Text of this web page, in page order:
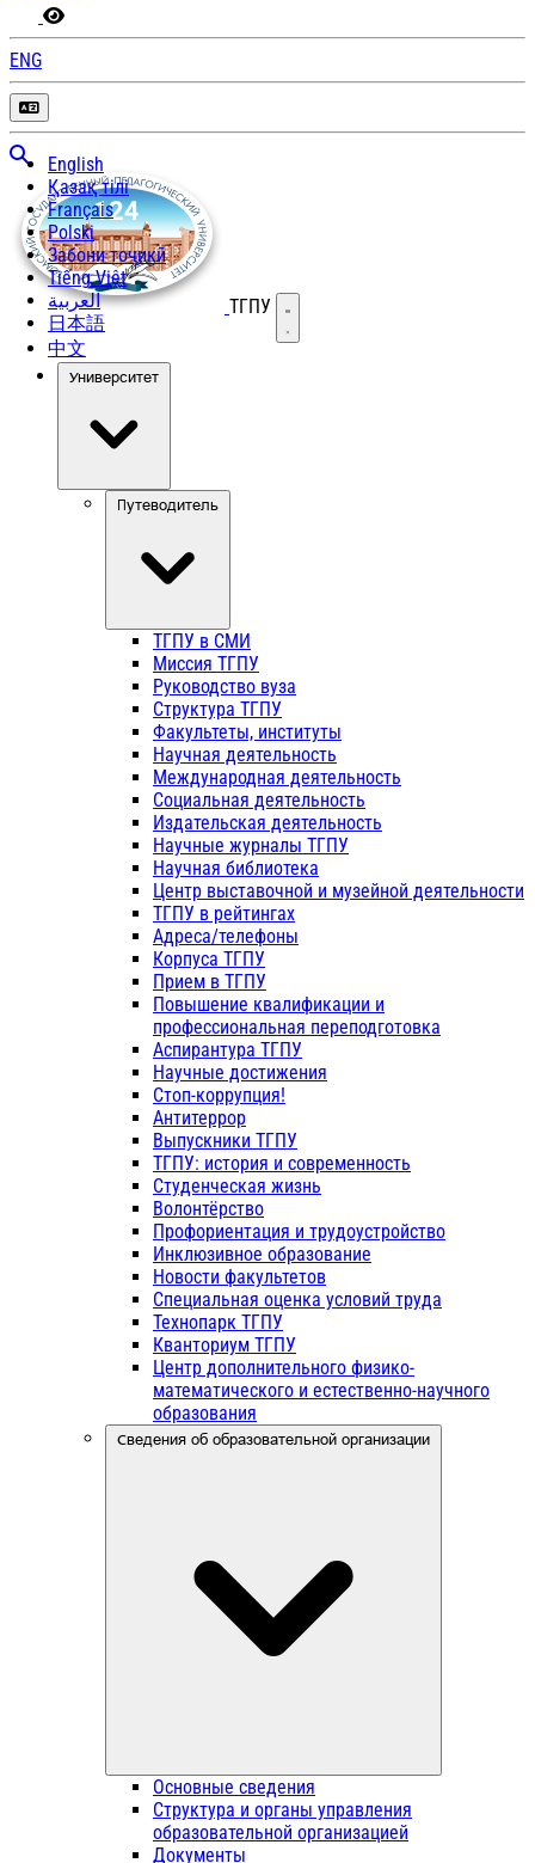
ENG
English
Қазақ тілі
Français
Polski
Забони тоҷикӣ
Tiếng Việt
العربية
日本語
中文
ТГПУ Открыть меню
Университет
Путеводитель
ТГПУ в СМИ
Миссия ТГПУ
Руководство вуза
Структура ТГПУ
Факультеты, институты
Научная деятельность
Международная деятельность
Социальная деятельность
Издательская деятельность
Научные журналы ТГПУ
Научная библиотека
Центр выставочной и музейной деятельности
ТГПУ в рейтингах
Адреса/телефоны
Корпуса ТГПУ
Прием в ТГПУ
Повышение квалификации и
профессиональная переподготовка
Аспирантура ТГПУ
Научные достижения
Стоп-коррупция!
Антитеррор
Выпускники ТГПУ
ТГПУ: история и современность
Студенческая жизнь
Волонтёрство
Профориентация и трудоустройство
Инклюзивное образование
Новости факультетов
Специальная оценка условий труда
Технопарк ТГПУ
Кванториум ТГПУ
Центр дополнительного физико-
математического и естественно-научного
образования
Сведения об образовательной организации
Основные сведения
Структура и органы управления
образовательной организацией
Документы